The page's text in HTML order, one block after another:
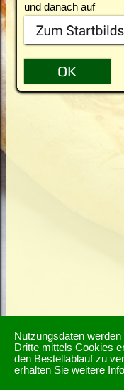
Nutzungsdaten
Dritte mittels Cookies
den Bestellablauf zu
erhalten Sie weitere
und danach auf